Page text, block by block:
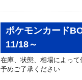
ポケモンカード
11/18～
在庫、状態、相場によっ
予めご了承ください